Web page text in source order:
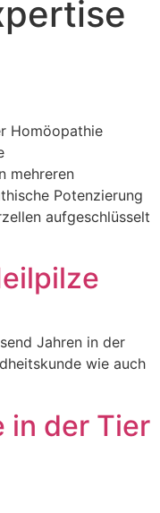
Homöopathie
mehreren
Potenzierung
aufgeschlüsselt
Jahren in der
wie auch
in der Tier